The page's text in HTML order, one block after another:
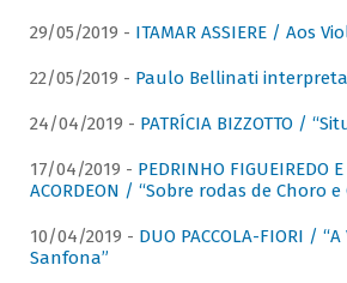
29/05/2019 - ITAMAR ASSIERE / Aos
22/05/2019 - Paulo Bellinati
24/04/2019 - PATRÍCIA BIZZOTTO /
17/04/2019 - PEDRINHO FIGUEIREDO
ACORDEON / “Sobre rodas de Choro
10/04/2019 - DUO PACCOLA-FIORI /
Sanfona”